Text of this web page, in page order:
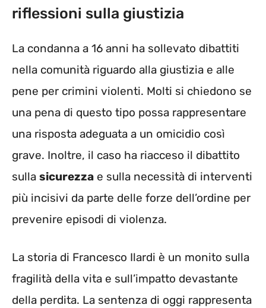
riflessioni sulla giustizia
La condanna a 16 anni ha sollevato dibattiti
nella comunità riguardo alla giustizia e alle
pene per crimini violenti. Molti si chiedono se
una pena di questo tipo possa rappresentare
una risposta adeguata a un omicidio così
grave. Inoltre, il caso ha riacceso il dibattito
sulla sicurezza e sulla necessità di interventi
più incisivi da parte delle forze dell’ordine per
prevenire episodi di violenza.
La storia di Francesco Ilardi è un monito sulla
fragilità della vita e sull’impatto devastante
della perdita. La sentenza di oggi rappresenta